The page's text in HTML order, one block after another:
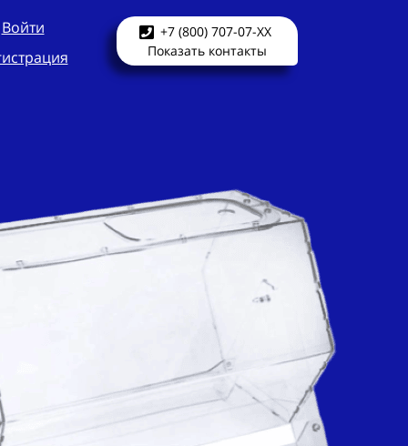
Войти
+7 (800) 707-07-XX
Показать контакты